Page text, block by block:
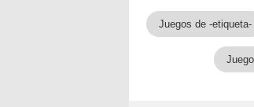
Juegos de -etiqueta-